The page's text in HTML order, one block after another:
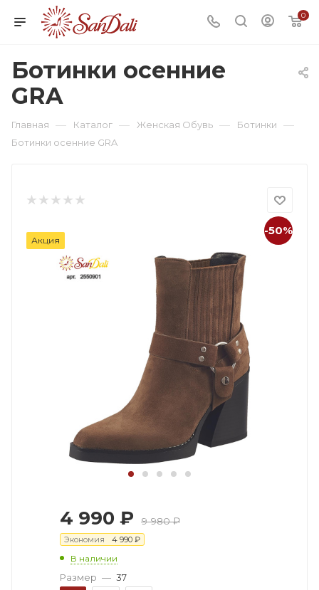
0
Ботинки осенние
GRA
Главная — Каталог — Женская Обувь — Ботинки —
Ботинки осенние GRA
-50%
Акция
4 990 ₽ 9 980₽
Экономия 4 990 ₽
В наличии
Размер — 37